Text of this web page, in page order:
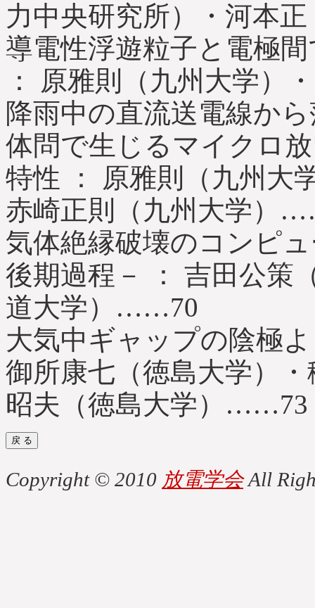
力中央研究所）・河本
導電性浮遊粒子と電極
： 原雅則（九州大学
降雨中の直流送電線か
体問で生じるマイクロ
特性 ： 原雅則（九州大
赤崎正則（九州大学）
気体絶縁破壊のコンピ
後期過程－ ： 吉田公策
道大学）……70
大気中ギャップの陰極
御所康七（徳島大学）
昭夫（徳島大学）……73
Copyright © 2010 放電学会All